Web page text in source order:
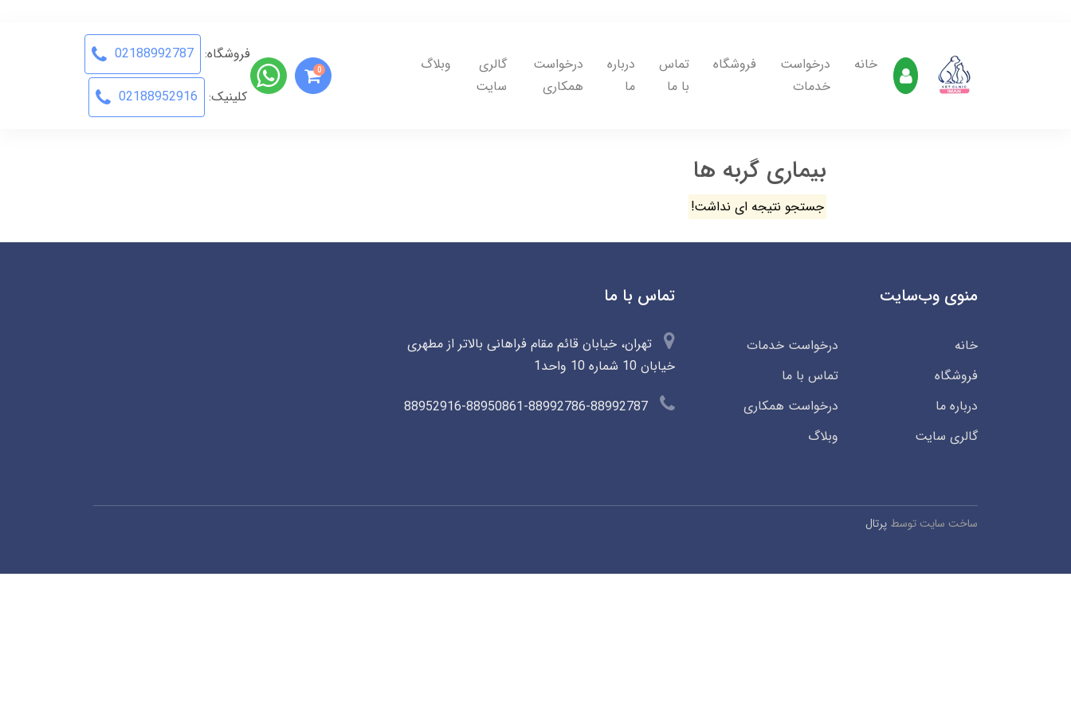
خانه
درخواست
خدمات
فروشگاه
تماس
با ما
درباره
ما
درخواست
همکاری
گالری
سایت
وبلاگ 0
فروشگاه: 02188992787
کلینیک: 02188952916
بیماری گربه ها
جستجو نتیجه ای نداشت!
منوی وب‌سایت
خانه
درخواست خدمات
فروشگاه
تماس با ما
درباره ما
درخواست همکاری
گالری سایت
وبلاگ
تماس با ما
تهران، خیابان قائم مقام فراهانی بالاتر از مطهری
خیابان 10 شماره 10 واحد1
ساخت سایت توسط پرتال